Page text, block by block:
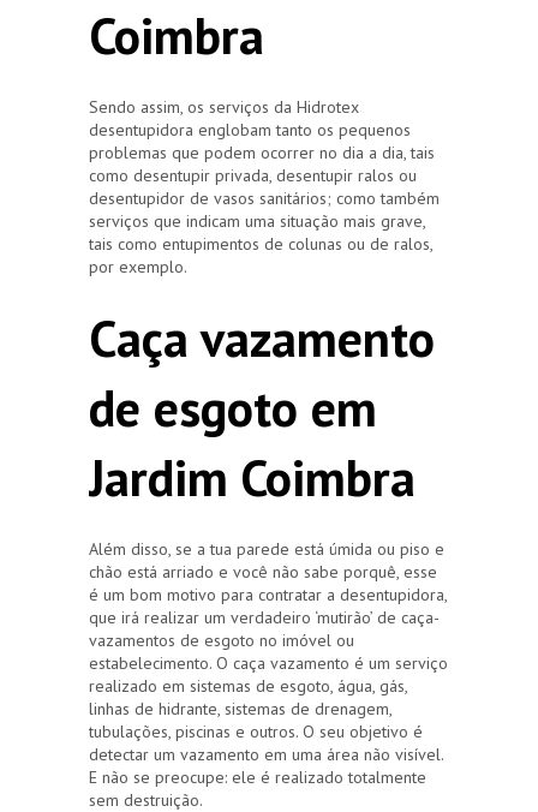
Coimbra
Sendo assim, os serviços da Hidrotex
desentupidora englobam tanto os pequenos
problemas que podem ocorrer no dia a dia, tais
como desentupir privada, desentupir ralos ou
desentupidor de vasos sanitários; como também
serviços que indicam uma situação mais grave,
tais como entupimentos de colunas ou de ralos,
por exemplo.
Caça vazamento
de esgoto em
Jardim Coimbra
Além disso, se a tua parede está úmida ou piso e
chão está arriado e você não sabe porquê, esse
é um bom motivo para contratar a desentupidora,
que irá realizar um verdadeiro ‘mutirão’ de caça-
vazamentos de esgoto no imóvel ou
estabelecimento. O caça vazamento é um serviço
realizado em sistemas de esgoto, água, gás,
linhas de hidrante, sistemas de drenagem,
tubulações, piscinas e outros. O seu objetivo é
detectar um vazamento em uma área não visível.
E não se preocupe: ele é realizado totalmente
sem destruição.